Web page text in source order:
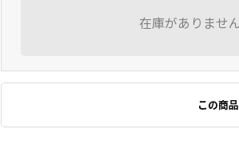
在庫がありませ
この商